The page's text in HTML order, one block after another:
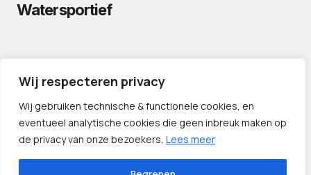
Wij respecteren privacy
Wij gebruiken technische & functionele cookies, en
eventueel analytische cookies die geen inbreuk maken op
de privacy van onze bezoekers. Lees meer
Watersportief
CONTACT